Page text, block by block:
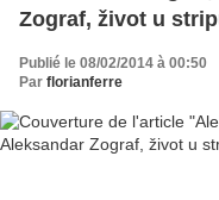
Zograf, život u
Publié le 08/02/2014 à 00:50
Par florianferre